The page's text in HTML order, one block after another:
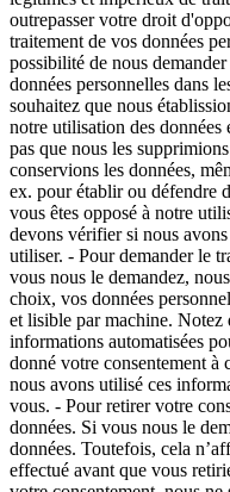
outrepasser votre droit
traitement de vos données
possibilité de nous
données personnelles dans
souhaitez que nous
notre utilisation des données
pas que nous les
conservions les données,
ex. pour établir ou défendre
vous êtes opposé à notre
devons vérifier si nous
utiliser. - Pour demander le
vous nous le demandez,
choix, vos données
et lisible par machine.
informations automatisées
donné votre consentement à
nous avons utilisé ces
vous. - Pour retirer votre
données. Si vous nous le
données. Toutefois, cela
effectué avant que vous